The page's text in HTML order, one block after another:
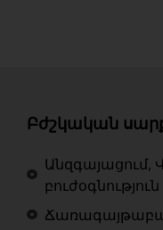
Բժշկական
բուժօգնություն